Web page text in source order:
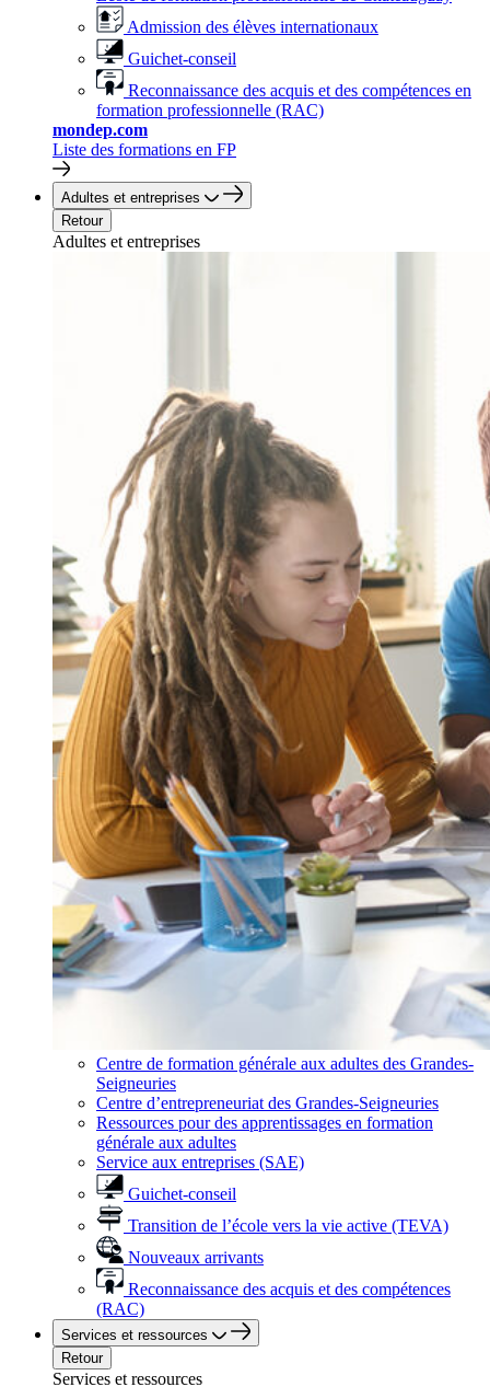
Admission des élèves internationaux
Guichet-conseil
Reconnaissance des acquis et des compétences en
formation professionnelle (RAC)
mondep.com
Liste des formations en FP
Adultes et entreprises
Retour
Adultes et entreprises
Centre de formation générale aux adultes des Grandes-
Seigneuries
Centre d’entrepreneuriat des Grandes-Seigneuries
Ressources pour des apprentissages en formation
générale aux adultes
Service aux entreprises (SAE)
Guichet-conseil
Transition de l’école vers la vie active (TEVA)
Nouveaux arrivants
Reconnaissance des acquis et des compétences
(RAC)
Services et ressources
Retour
Services et ressources